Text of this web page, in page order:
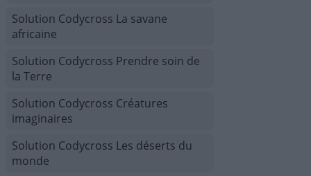
Solution Codycross La savane
africaine
Solution Codycross Prendre soin de
la Terre
Solution Codycross Créatures
imaginaires
Solution Codycross Les déserts du
monde